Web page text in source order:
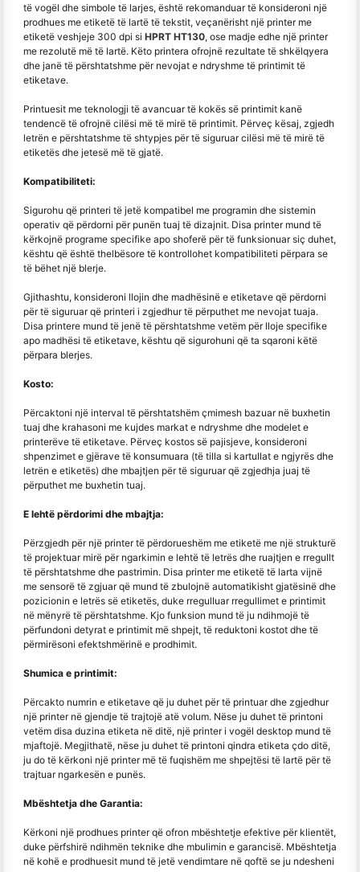
të vogël dhe simbole të larjes, është rekomanduar të konsideroni një
prodhues me etiketë të lartë të tekstit, veçanërisht një printer me
etiketë veshjeje 300 dpi si HPRT HT130, ose madje edhe një printer
me rezolutë më të lartë. Këto printera ofrojnë rezultate të shkëlqyera
dhe janë të përshtatshme për nevojat e ndryshme të printimit të
etiketave.
Printuesit me teknologji të avancuar të kokës së printimit kanë
tendencë të ofrojnë cilësi më të mirë të printimit. Përveç kësaj, zgjedh
letrën e përshtatshme të shtypjes për të siguruar cilësi më të mirë të
etiketës dhe jetesë më të gjatë.
Kompatibiliteti:
Sigurohu që printeri të jetë kompatibel me programin dhe sistemin
operativ që përdorni për punën tuaj të dizajnit. Disa printer mund të
kërkojnë programe specifike apo shoferë për të funksionuar siç duhet,
kështu që është thelbësore të kontrollohet kompatibiliteti përpara se
të bëhet një blerje.
Gjithashtu, konsideroni llojin dhe madhësinë e etiketave që përdorni
për të siguruar që printeri i zgjedhur të përputhet me nevojat tuaja.
Disa printere mund të jenë të përshtatshme vetëm për lloje specifike
apo madhësi të etiketave, kështu që sigurohuni që ta sqaroni këtë
përpara blerjes.
Kosto:
Përcaktoni një interval të përshtatshëm çmimesh bazuar në buxhetin
tuaj dhe krahasoni me kujdes markat e ndryshme dhe modelet e
printerëve të etiketave. Përveç kostos së pajisjeve, konsideroni
shpenzimet e gjërave të konsumuara (të tilla si kartullat e ngjyrës dhe
letrën e etiketës) dhe mbajtjen për të siguruar që zgjedhja juaj të
përputhet me buxhetin tuaj.
E lehtë përdorimi dhe mbajtja:
Përzgjedh për një printer të përdorueshëm me etiketë me një strukturë
të projektuar mirë për ngarkimin e lehtë të letrës dhe ruajtjen e rregullt
të përshtatshme dhe pastrimin. Disa printer me etiketë të larta vijnë
me sensorë të zgjuar që mund të zbulojnë automatikisht gjatësinë dhe
pozicionin e letrës së etiketës, duke rregulluar rregullimet e printimit
në mënyrë të përshtatshme. Kjo funksion mund të ju ndihmojë të
përfundoni detyrat e printimit më shpejt, të reduktoni kostot dhe të
përmirësoni efektshmërinë e prodhimit.
Shumica e printimit:
Përcakto numrin e etiketave që ju duhet për të printuar dhe zgjedhur
një printer në gjendje të trajtojë atë volum. Nëse ju duhet të printoni
vetëm disa duzina etiketa në ditë, një printer i vogël desktop mund të
mjaftojë. Megjithatë, nëse ju duhet të printoni qindra etiketa çdo ditë,
ju do të kërkoni një printer më të fuqishëm me shpejtësi të lartë për të
trajtuar ngarkesën e punës.
Mbështetja dhe Garantia:
Kërkoni një prodhues printer që ofron mbështetje efektive për klientët,
duke përfshirë ndihmën teknike dhe mbulimin e garancisë. Mbështetja
në kohë e prodhuesit mund të jetë vendimtare në qoftë se ju ndesheni